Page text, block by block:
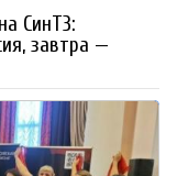
СинТЗ:
завтра —